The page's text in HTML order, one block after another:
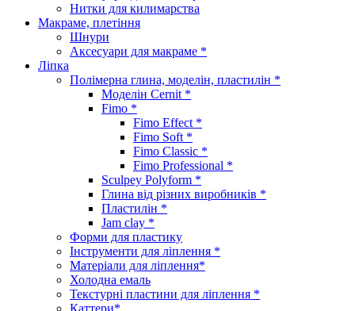
Нитки для килимарства
Макраме, плетіння
Шнури
Аксесуари для макраме *
Ліпка
Полімерна глина, моделін, пластилін *
Моделін Cernit *
Fimo *
Fimo Effect *
Fimo Soft *
Fimo Classic *
Fimo Professional *
Sculpey Polyform *
Глина від різних виробників *
Пластилін *
Jam clay *
Форми для пластику
Інструменти для ліплення *
Матеріали для ліплення*
Холодна емаль
Текстурні пластини для ліплення *
Каттери*